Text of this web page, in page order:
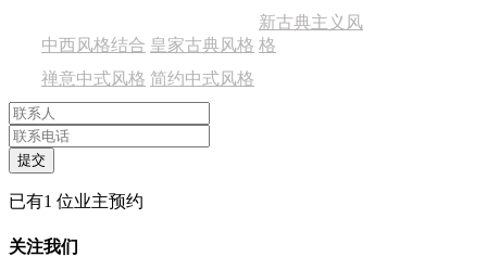
中西风格结合 皇家古典风格
新古典主义风
格
禅意中式风格 简约中式风格
已有1 位业主预约
关注我们